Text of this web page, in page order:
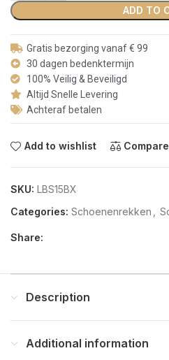
ADD TO
Gratis bezorging vanaf € 99
30 dagen bedenktermijn
100% Veilig & Beveiligd
Altijd Snelle Levering
Achteraf betalen
Add to wishlist Compare
SKU: LBS15BX
Categories: Schoenenrekken
Share:
Description
Additional information